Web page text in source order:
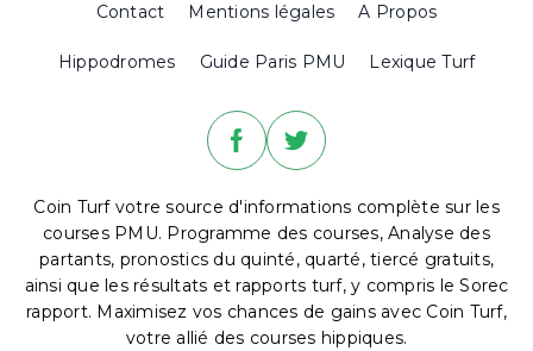
Contact Mentions légales A Propos
Hippodromes Guide Paris PMU Lexique Turf
Coin Turf votre source d'informations complète sur les
courses PMU. Programme des courses, Analyse des
partants, pronostics du quinté, quarté, tiercé gratuits,
ainsi que les résultats et rapports turf, y compris le Sorec
rapport. Maximisez vos chances de gains avec Coin Turf,
votre allié des courses hippiques.